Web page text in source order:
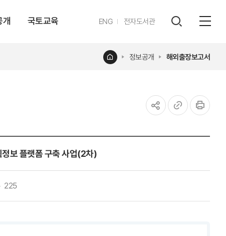
개 국토교육 ENG영문전자도서관
레이어
홈 정보공개 해외출장보고서
보 플랫폼 구축 사업(2차)
225